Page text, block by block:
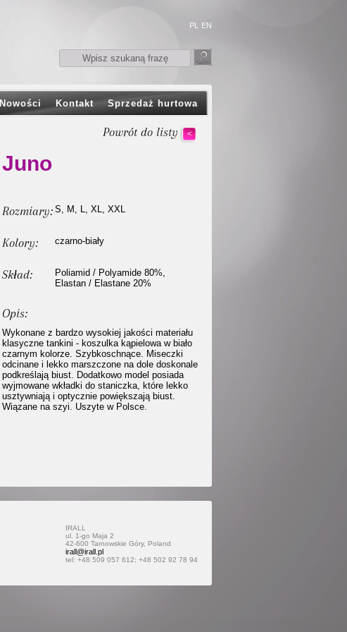
PL EN
Nowości Kontakt Sprzedaż hurtowa
Powrót do listy <
Juno
Rozmiary: S, M, L, XL, XXL
Kolory: czarno-biały
Skład:
Poliamid / Polyamide 80%,
Elastan / Elastane 20%
Opis:
Wykonane z bardzo wysokiej jakości materiału
klasyczne tankini - koszulka kąpielowa w biało
czarnym kolorze. Szybkoschnące. Miseczki
odcinane i lekko marszczone na dole doskonale
podkreślają biust. Dodatkowo model posiada
wyjmowane wkładki do staniczka, które lekko
usztywniają i optycznie powiększają biust.
Wiązane na szyi. Uszyte w Polsce.
IRALL
ul. 1-go Maja 2
42-600 Tarnowskie Góry, Poland
irall@irall.pl
tel: +48 509 057 612; +48 502 92 78 94